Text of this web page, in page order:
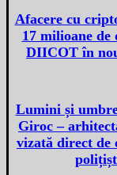
Afacere cu
17 milioane
DIICOT în
Lumini și
Giroc –
vizată direct de